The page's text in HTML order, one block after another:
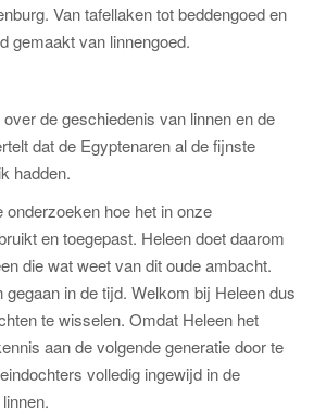
Van tafellaken tot beddengoed en
gemaakt van linnengoed.
de geschiedenis van linnen en de
dat de Egyptenaren al de fijnste
hadden.
hoe het in onze
en toegepast. Heleen doet daarom
die wat weet van dit oude ambacht.
in de tijd. Welkom bij Heleen dus
te wisselen. Omdat Heleen het
aan de volgende generatie door te
volledig ingewijd in de